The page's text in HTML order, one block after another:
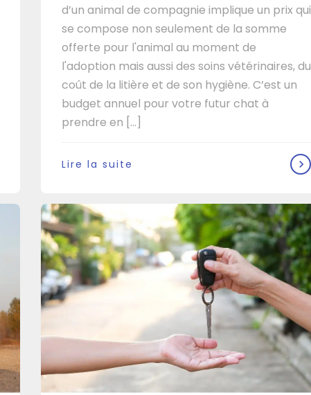
d’un animal de compagnie implique un prix qui
se compose non seulement de la somme
offerte pour l'animal au moment de
l'adoption mais aussi des soins vétérinaires, du
coût de la litière et de son hygiène. C’est un
budget annuel pour votre futur chat à
prendre en [...]
Lire la suite